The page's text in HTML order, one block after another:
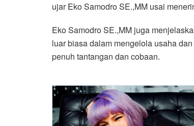
ujar Eko Samodro SE.,MM usai
Eko Samodro SE.,MM juga
luar biasa dalam mengelola usaha
penuh tantangan dan cobaan.